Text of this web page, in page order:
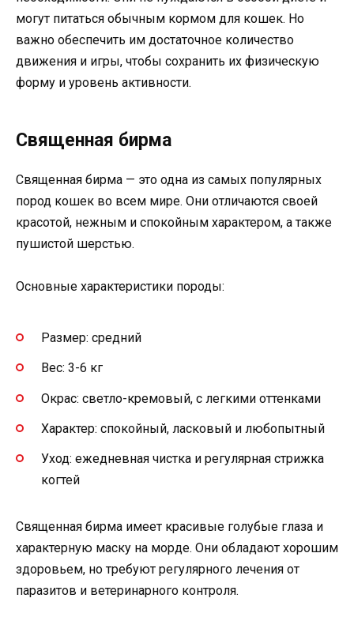
могут питаться обычным кормом для кошек. Но
важно обеспечить им достаточное количество
движения и игры, чтобы сохранить их физическую
форму и уровень активности.
Священная бирма
Священная бирма — это одна из самых популярных
пород кошек во всем мире. Они отличаются своей
красотой, нежным и спокойным характером, а также
пушистой шерстью.
Основные характеристики породы:
Размер: средний
Вес: 3-6 кг
Окрас: светло-кремовый, с легкими оттенками
Характер: спокойный, ласковый и любопытный
Уход: ежедневная чистка и регулярная стрижка
когтей
Священная бирма имеет красивые голубые глаза и
характерную маску на морде. Они обладают хорошим
здоровьем, но требуют регулярного лечения от
паразитов и ветеринарного контроля.